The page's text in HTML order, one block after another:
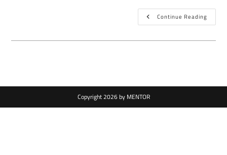
Continue Reading
Copyright 2026 by MENTOR